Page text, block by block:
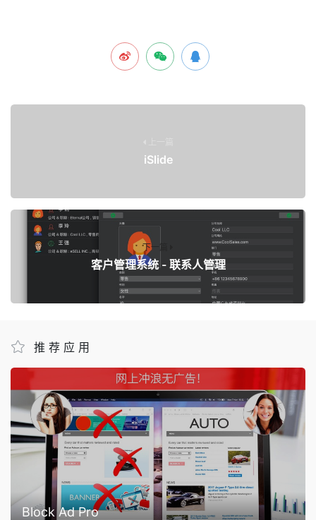
iSlide
下一篇
客户管理系统 - 联系人管理
推荐应用
Block Ad Pro